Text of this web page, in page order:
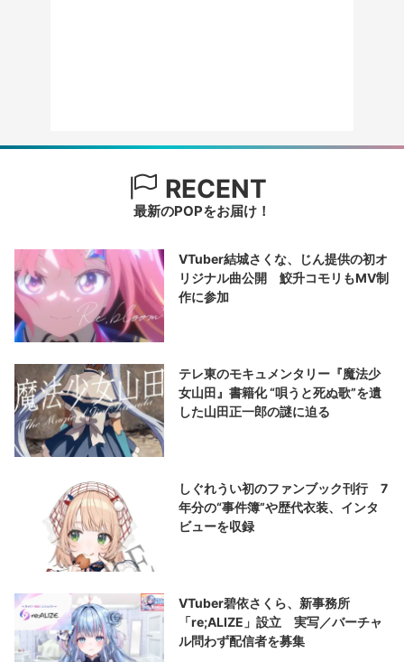
RECENT
最新のPOPをお届け！
VTuber結城さくな、じん提供の初オ
リジナル曲公開 鮫升コモリもMV制
作に参加
テレ東のモキュメンタリー『魔法少
女山田』書籍化 “唄うと死ぬ歌”を遺
した山田正一郎の謎に迫る
しぐれうい初のファンブック刊行 7
年分の“事件簿”や歴代衣装、インタ
ビューを収録
VTuber碧依さくら、新事務所
「re;ALIZE」設立 実写／バーチャ
ル問わず配信者を募集